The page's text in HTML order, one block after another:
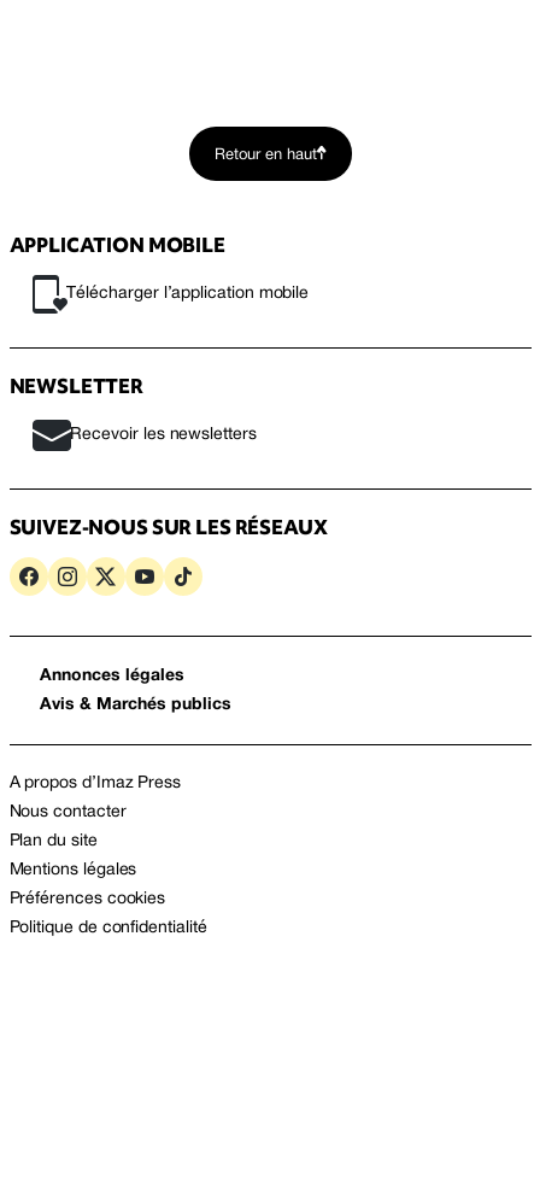
Retour en haut
APPLICATION MOBILE
Télécharger l’application mobile
NEWSLETTER
Recevoir les newsletters
SUIVEZ-NOUS SUR LES RÉSEAUX
Annonces légales
Avis & Marchés publics
A propos d’Imaz Press
Nous contacter
Plan du site
Mentions légales
Préférences cookies
Politique de confidentialité